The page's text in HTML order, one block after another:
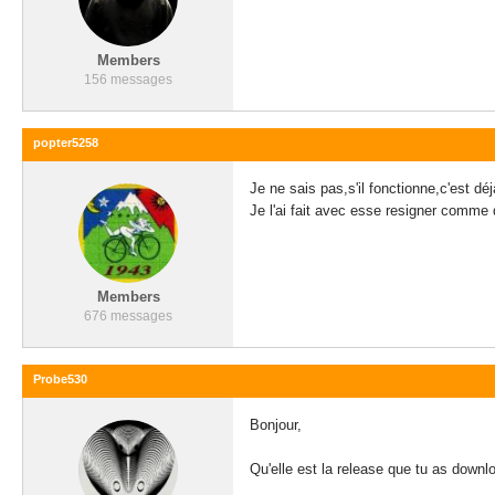
Members
156 messages
popter5258
Members
676 messages
Je ne sais pas,s'il fonctionne,c'est
Je l'ai fait avec esse resigner comme
Probe530
Bonjour,
Qu'elle est la release que tu as